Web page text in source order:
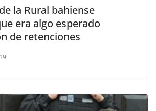
la Rural bahiense
era algo esperado
de retenciones